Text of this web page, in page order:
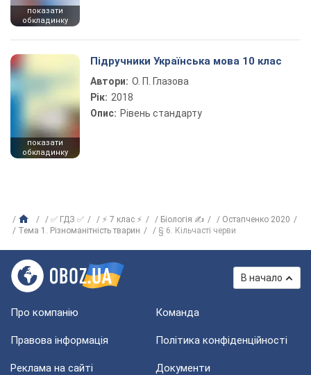
показати
обкладинку
показати
обкладинку
Підручники Українська мова 10 клас
Автори: О. П. Глазова
Рік: 2018
Опис: Рівень стандарту
✅ ГДЗ ✅ ⚡ 7 клас ⚡ Біологія ✍
Остапченко 2020
Тема 1. Різноманітність тварин
§ 6. Кільчасті черви
В начало
Про компанію Команда
Правова інформація Політика конфіденційності
Реклама на сайті Документи